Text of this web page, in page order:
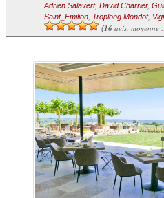
Adrien Salavert, David Charrier,
Saint_Emilion, Troplong Mondot,
(16avis, moyenne :